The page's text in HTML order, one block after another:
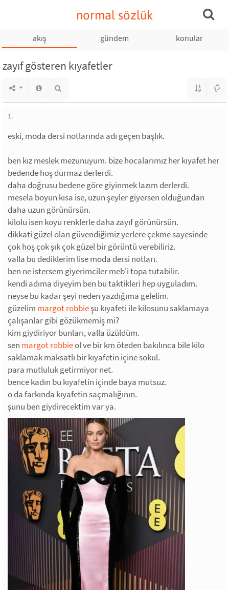
normal sözlük
akış gündem konular
zayıf gösteren kıyafetler
1.
eski, moda dersi notlarında adı geçen başlık.
ben kız meslek mezunuyum. bize hocalarımız her kıyafet her
bedende hoş durmaz derlerdi.
daha doğrusu bedene göre giyinmek lazım derlerdi.
mesela boyun kısa ise, uzun şeyler giyersen olduğundan
daha uzun görünürsün.
kilolu isen koyu renklerle daha zayıf görünürsün.
dikkati güzel olan güvendiğimiz yerlere çekme sayesinde
çok hoş çok şık çok güzel bir görüntü verebiliriz.
valla bu dediklerim lise moda dersi notları.
ben ne istersem giyerimciler meb'i topa tutabilir.
kendi adıma diyeyim ben bu taktikleri hep uyguladım.
neyse bu kadar şeyi neden yazdığıma gelelim.
güzelim margot robbieşu kıyafeti ile kilosunu saklamaya
çalışanlar gibi gözükmemiş mi?
kim giydiriyor bunları, valla üzüldüm.
sen margot robbieol ve bir km öteden bakılınca bile kilo
saklamak maksatlı bir kıyafetin içine sokul.
para mutluluk getirmiyor net.
bence kadın bu kıyafetin içinde baya mutsuz.
o da farkında kıyafetin saçmalığının.
şunu ben giydirecektim var ya.